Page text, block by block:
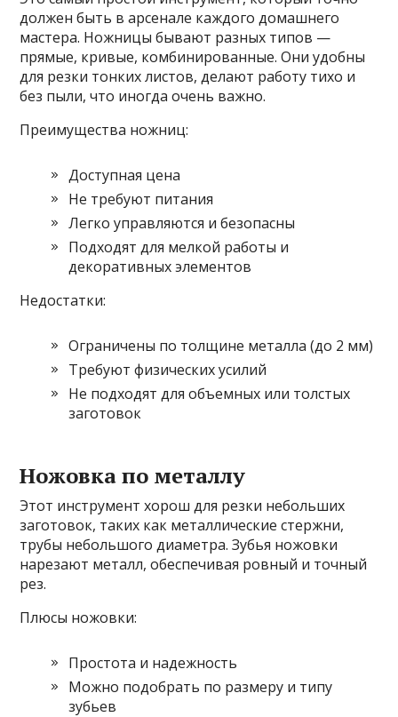
должен быть в арсенале каждого домашнего
мастера. Ножницы бывают разных типов —
прямые, кривые, комбинированные. Они удобны
для резки тонких листов, делают работу тихо и
без пыли, что иногда очень важно.
Преимущества ножниц:
Доступная цена
Не требуют питания
Легко управляются и безопасны
Подходят для мелкой работы и
декоративных элементов
Недостатки:
Ограничены по толщине металла (до 2 мм)
Требуют физических усилий
Не подходят для объемных или толстых
заготовок
Ножовка по металлу
Этот инструмент хорош для резки небольших
заготовок, таких как металлические стержни,
трубы небольшого диаметра. Зубья ножовки
нарезают металл, обеспечивая ровный и точный
рез.
Плюсы ножовки:
Простота и надежность
Можно подобрать по размеру и типу
зубьев